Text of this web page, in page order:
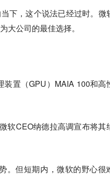
下，这个说法已经过时。微
大公司的最佳选择。
置（GPU）MAIA 100和高
软CEO纳德拉高调宣布将其
。但短期内，微软的野心很